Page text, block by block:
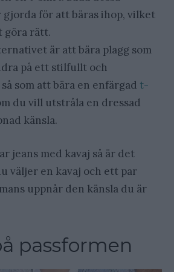
för att bäras ihop, vilket
göra rätt.
är att bära plagg som
på ett stilfullt och
som att bära en enfärgad t-
du vill utstråla en dressad
känsla.
jeans med kavaj så är det
väljer en kavaj och ett par
uppnår den känsla du är
passformen